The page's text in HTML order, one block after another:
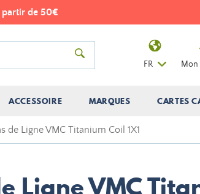
partir de 50€
ACCESSOIRE MARQUES CARTES
FR Mon
de Ligne VMC Titanium Coil 1X1
Ligne VMC